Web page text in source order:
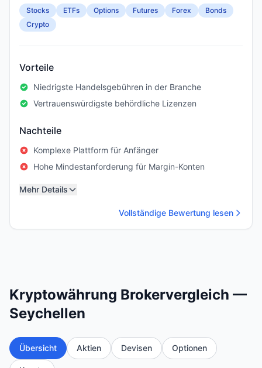
Stocks ETFs Options Futures Forex
Bonds
Crypto
Vorteile
Niedrigste Handelsgebühren in der Branche
Vertrauenswürdigste behördliche Lizenzen
Nachteile
Komplexe Plattform für Anfänger
Hohe Mindestanforderung für Margin-Konten
Mehr Details
Vollständige Bewertung lesen
Kryptowährung Brokervergleich —
Seychellen
Übersicht Aktien Devisen Optionen